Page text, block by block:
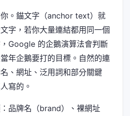
。錨文字（anchor text）就
字，若你大量連結都用同一個
Google 的企鵝演算法會判斷
年企鵝要打的目標。自然的連
、網址、泛用詞和部分關鍵
寫的。
品牌名（brand）、裸網址